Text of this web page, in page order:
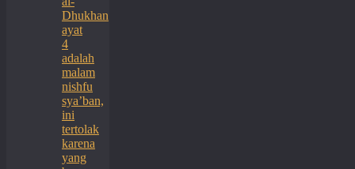
Dhukhan
ayat
4
adalah
malam
nishfu
sya’ban,
ini
tertolak
karena
yang